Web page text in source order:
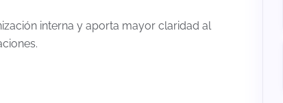
interna y aporta mayor claridad al